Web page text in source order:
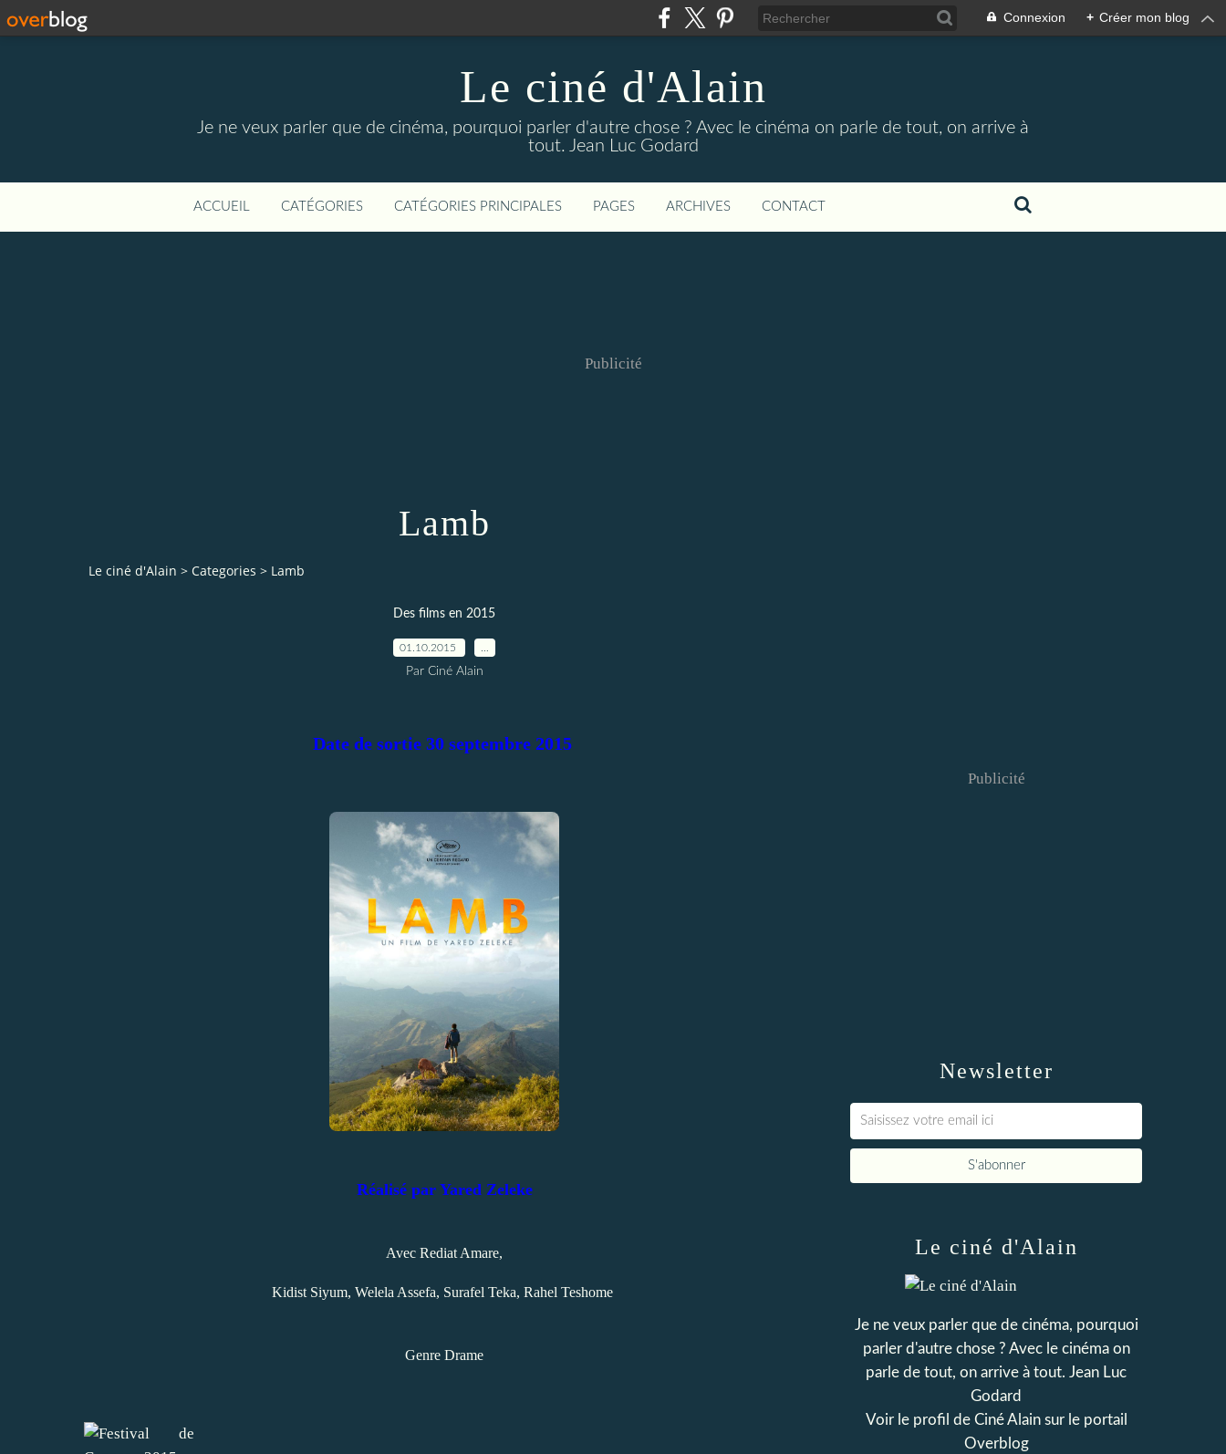
Connexion + Créer mon blog
Le ciné d'Alain
Je ne veux parler que de cinéma, pourquoi parler d'autre chose ? Avec le cinéma on parle de tout, on arrive à
tout. Jean Luc Godard
ACCUEIL CATÉGORIES CATÉGORIES PRINCIPALES PAGES ARCHIVES CONTACT
Publicité
Lamb
Le ciné d'Alain > Categories > Lamb
Des films en 2015
01.10.2015
Par Ciné Alain
Date de sortie 30 septembre 2015
Réalisé par Yared Zeleke
Avec Rediat Amare,
Kidist Siyum, Welela Assefa, Surafel Teka, Rahel Teshome
Genre Drame
Newsletter
Publicité
Le ciné d'Alain
Je ne veux parler que de cinéma, pourquoi
parler d'autre chose ? Avec le cinéma on
parle de tout, on arrive à tout. Jean Luc
Godard
Voir le profil de Ciné Alainsur le portail
Overblog